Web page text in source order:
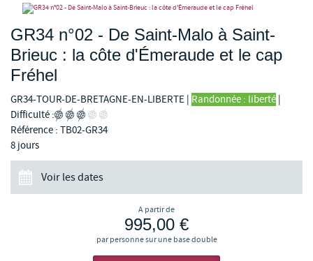
GR34 n°02 - De Saint-Malo à Saint-
Brieuc : la côte d'Émeraude et le cap
Fréhel
GR34-TOUR-DE-BRETAGNE-EN-LIBERTE | Randonnée : liberté |
Difficulté :
Référence : TB02-GR34
8 jours
Voir les dates
A partir de
995,00 €
par personne sur une base double